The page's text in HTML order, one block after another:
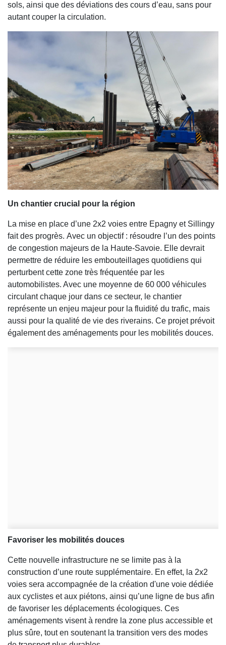
sols, ainsi que des déviations des cours d’eau, sans pour
autant couper la circulation.
Un chantier crucial pour la région
La mise en place d’une 2x2 voies entre Epagny et Sillingy
fait des progrès. Avec un objectif : résoudre l’un des points
de congestion majeurs de la Haute-Savoie. Elle devrait
permettre de réduire les embouteillages quotidiens qui
perturbent cette zone très fréquentée par les
automobilistes. Avec une moyenne de 60 000 véhicules
circulant chaque jour dans ce secteur, le chantier
représente un enjeu majeur pour la fluidité du trafic, mais
aussi pour la qualité de vie des riverains. Ce projet prévoit
également des aménagements pour les mobilités douces.
Favoriser les mobilités douces
Cette nouvelle infrastructure ne se limite pas à la
construction d’une route supplémentaire. En effet, la 2x2
voies sera accompagnée de la création d'une voie dédiée
aux cyclistes et aux piétons, ainsi qu’une ligne de bus afin
de favoriser les déplacements écologiques. Ces
aménagements visent à rendre la zone plus accessible et
plus sûre, tout en soutenant la transition vers des modes